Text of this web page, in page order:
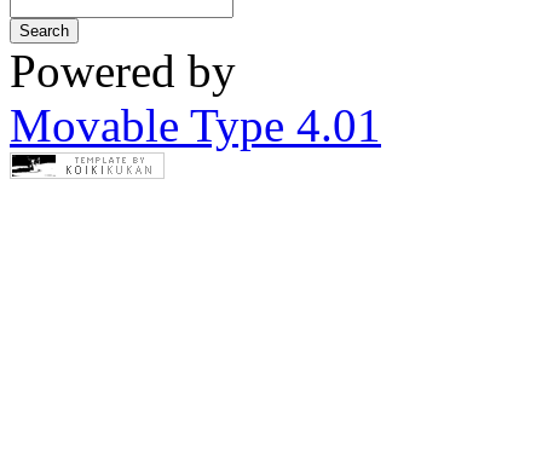
Powered by
Movable Type 4.01